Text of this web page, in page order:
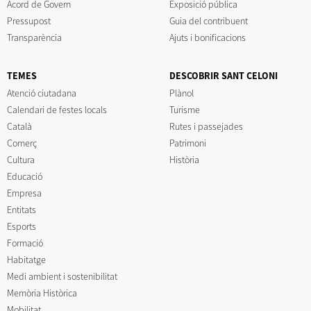
Acord de Govern
Pressupost
Transparència
Exposició pública
Guia del contribuent
Ajuts i bonificacions
TEMES
Atenció ciutadana
Calendari de festes locals
Català
Comerç
Cultura
Educació
Empresa
Entitats
Esports
Formació
Habitatge
Medi ambient i sostenibilitat
Memòria Històrica
DESCOBRIR SANT CELONI
Plànol
Turisme
Rutes i passejades
Patrimoni
Història